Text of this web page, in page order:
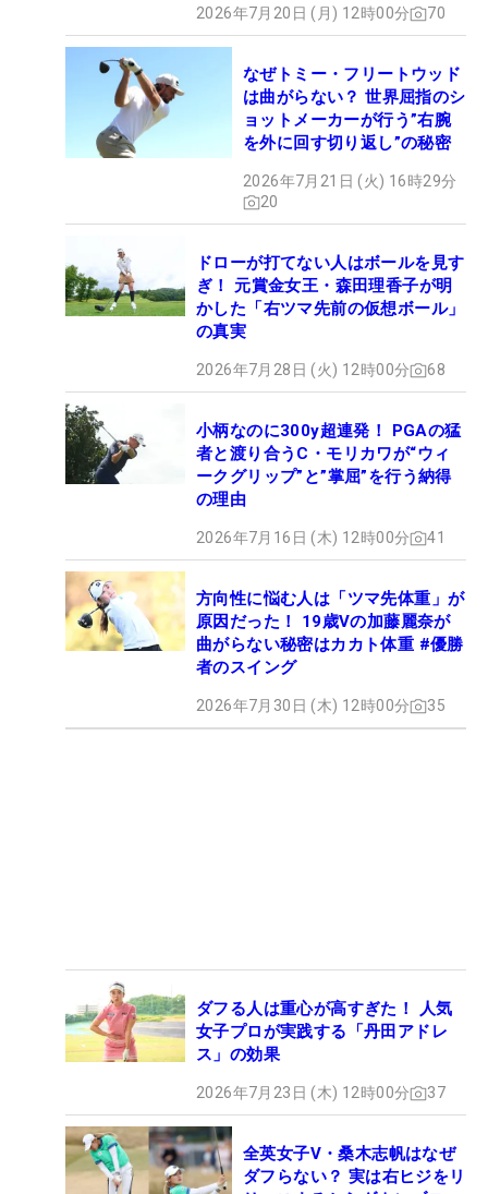
2026年7月20日 (月) 12時00分 70
なぜトミー・フリートウッド
は曲がらない？ 世界屈指のシ
ョットメーカーが行う”右腕
を外に回す切り返し”の秘密
2026年7月21日 (火) 16時29分
20
ドローが打てない人はボールを見す
ぎ！ 元賞金女王・森田理香子が明
かした「右ツマ先前の仮想ボール」
の真実
2026年7月28日 (火) 12時00分 68
小柄なのに300y超連発！ PGAの猛
者と渡り合うC・モリカワが“ウィ
ークグリップ”と”掌屈”を行う納得
の理由
2026年7月16日 (木) 12時00分 41
方向性に悩む人は「ツマ先体重」が
原因だった！ 19歳Vの加藤麗奈が
曲がらない秘密はカカト体重 #優勝
者のスイング
2026年7月30日 (木) 12時00分 35
ダフる人は重心が高すぎた！ 人気
女子プロが実践する「丹田アドレ
ス」の効果
2026年7月23日 (木) 12時00分 37
全英女子V・桑木志帆はなぜ
ダフらない？ 実は右ヒジをリ